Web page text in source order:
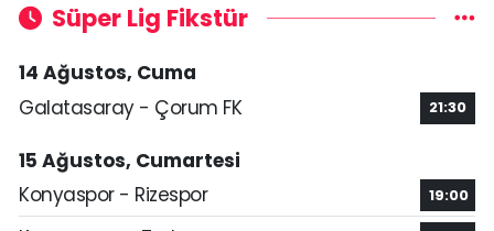
Süper Lig Fikstür
14 Ağustos, Cuma
Galatasaray - Çorum FK
21:30
15 Ağustos, Cumartesi
Konyaspor - Rizespor
19:00